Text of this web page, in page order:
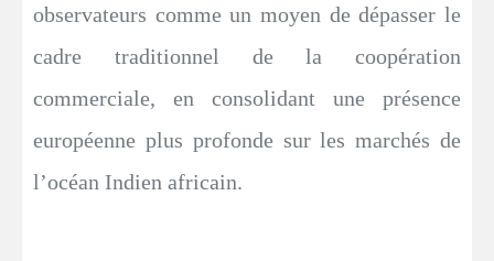
observateurs comme un moyen de dépasser le
cadre traditionnel de la coopération
commerciale, en consolidant une présence
européenne plus profonde sur les marchés de
l’océan Indien africain.